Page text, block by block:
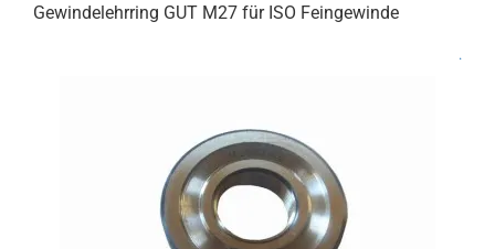
Gewindelehrring GUT M27 für ISO Feingewinde
.